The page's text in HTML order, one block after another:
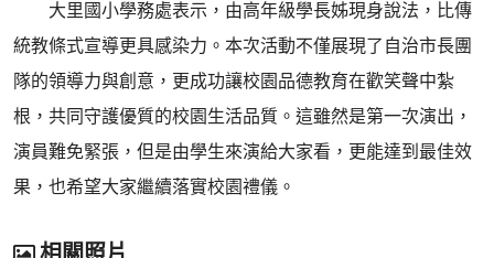
大里國小學務處表示，由高年級學長姊現身說法，比傳
統教條式宣導更具感染力。本次活動不僅展現了自治市長團
隊的領導力與創意，更成功讓校園品德教育在歡笑聲中紮
根，共同守護優質的校園生活品質。這雖然是第一次演出，
演員難免緊張，但是由學生來演給大家看，更能達到最佳效
果，也希望大家繼續落實校園禮儀。